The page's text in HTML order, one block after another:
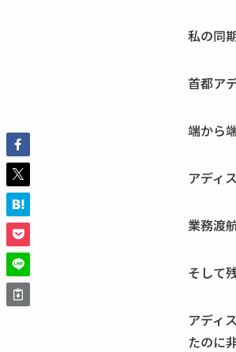
私の同
首都ア
端から
アディ
業務渡
そして
アディ
たのに